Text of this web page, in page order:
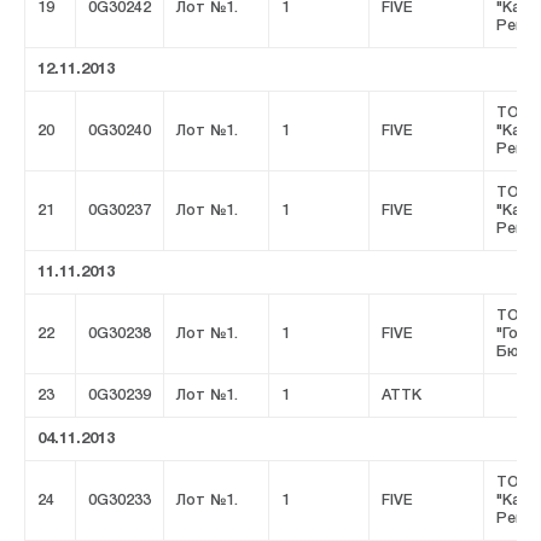
19 0G30242 Лот №1. 1 FIVE
12.11.2013
20 0G30240 Лот №1. 1 FIVE
ТОО
21 0G30237 Лот №1. 1 FIVE
ТОО
11.11.2013
22 0G30238 Лот №1. 1 FIVE
ТОО
23 0G30239 Лот №1. 1 ATTK
04.11.2013
24 0G30233 Лот №1. 1 FIVE
ТОО